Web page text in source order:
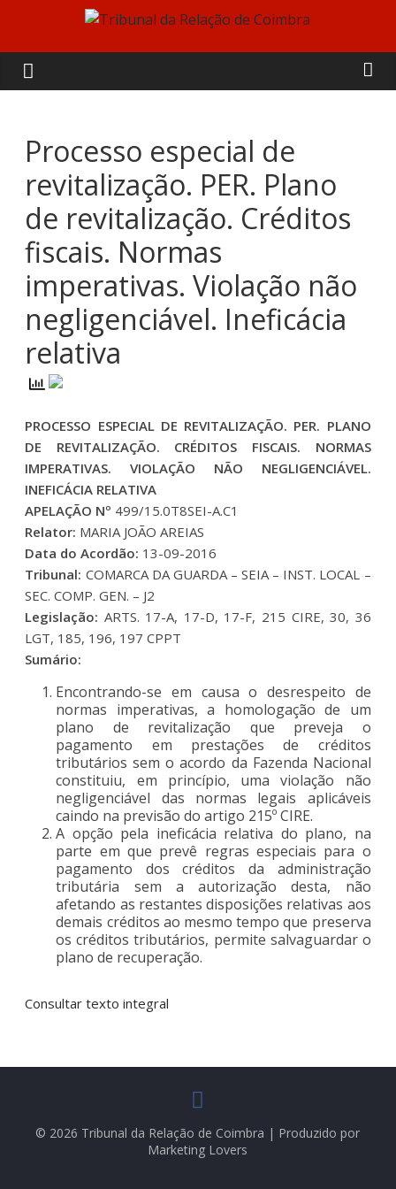
content
Tribunal
da
Relação
de
Coimbra
Processo especial de
revitalização. PER. Plano
de revitalização. Créditos
fiscais. Normas
imperativas. Violação não
negligenciável. Ineficácia
relativa
PROCESSO ESPECIAL DE REVITALIZAÇÃO. PER. PLANO
DE REVITALIZAÇÃO. CRÉDITOS FISCAIS. NORMAS
IMPERATIVAS. VIOLAÇÃO NÃO NEGLIGENCIÁVEL.
INEFICÁCIA RELATIVA
APELAÇÃO Nº 499/15.0T8SEI-A.C1
Relator: MARIA JOÃO AREIAS
Data do Acordão: 13-09-2016
Tribunal: COMARCA DA GUARDA – SEIA – INST. LOCAL –
SEC. COMP. GEN. – J2
Legislação: ARTS. 17-A, 17-D, 17-F, 215 CIRE, 30, 36
LGT, 185, 196, 197 CPPT
Sumário:
Encontrando-se em causa o desrespeito de
normas imperativas, a homologação de um
plano de revitalização que preveja o
pagamento em prestações de créditos
tributários sem o acordo da Fazenda Nacional
constituiu, em princípio, uma violação não
negligenciável das normas legais aplicáveis
caindo na previsão do artigo 215º CIRE.
A opção pela ineficácia relativa do plano, na
parte em que prevê regras especiais para o
pagamento dos créditos da administração
tributária sem a autorização desta, não
afetando as restantes disposições relativas aos
demais créditos ao mesmo tempo que preserva
os créditos tributários, permite salvaguardar o
plano de recuperação.
Consultar texto integral
© 2026 Tribunal da Relação de Coimbra | Produzido por
Marketing Lovers